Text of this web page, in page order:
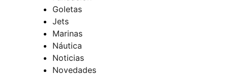
Goletas
Jets
Marinas
Náutica
Noticias
Novedades